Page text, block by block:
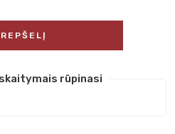
rūpinasi